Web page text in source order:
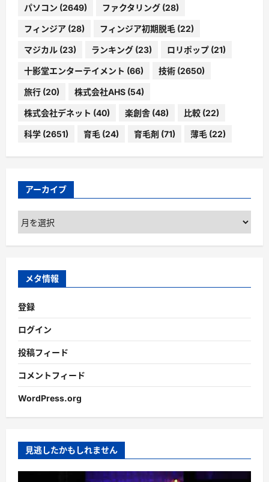
パソコン (2649) ファクタリング (28)
フィンジア (28) フィンジア初期脱毛 (22)
マジカル (23) ランキング (23) ロリポップ (21)
十影堂エンターテイメント (66) 技術 (2650)
旅行 (20) 株式会社AHS (54)
株式会社デネット (40) 楽創舎 (48) 比較 (22)
科学 (2651) 育毛 (24) 育毛剤 (71) 薄毛 (22)
アーカイブ
ア
ー
カ
ブ
メタ情報
登録
ログイン
投稿フィード
コメントフィード
WordPress.org
見逃したかもしれません